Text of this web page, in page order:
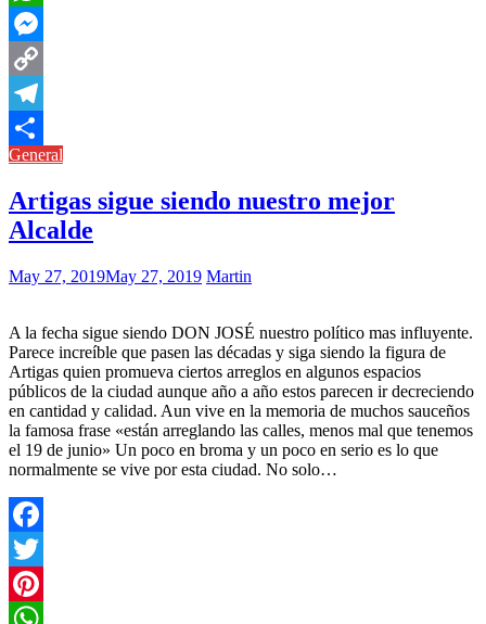
WhatsApp
Messenger
Copy
Link
Telegram
Compartir
General
Artigas sigue siendo nuestro mejor
Alcalde
May 27, 2019May 27, 2019 Martin
A la fecha sigue siendo DON JOSÉ nuestro político mas influyente.
Parece increíble que pasen las décadas y siga siendo la figura de
Artigas quien promueva ciertos arreglos en algunos espacios
públicos de la ciudad aunque año a año estos parecen ir decreciendo
en cantidad y calidad. Aun vive en la memoria de muchos sauceños
la famosa frase «están arreglando las calles, menos mal que tenemos
el 19 de junio» Un poco en broma y un poco en serio es lo que
normalmente se vive por esta ciudad. No solo…
Facebook
Twitter
Pinterest